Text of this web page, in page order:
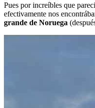
Pues por increíbles que
efectivamente nos
grande de Noruega